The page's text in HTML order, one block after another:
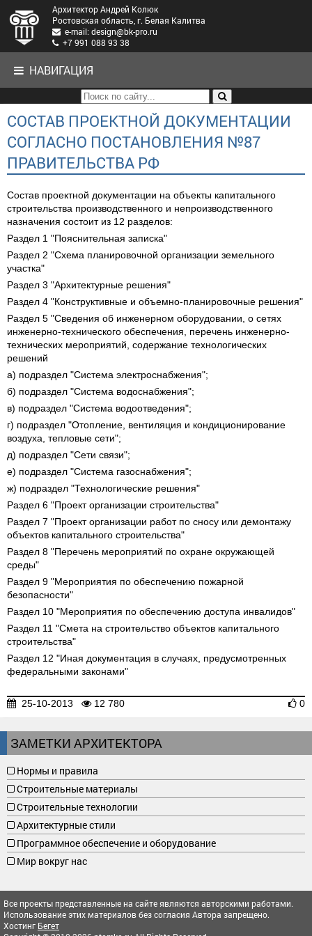
Архитектор Андрей Колюк
Ростовская область, г. Белая Калитва
e-mail: design@bk-pro.ru
+7 991 088 93 38
НАВИГАЦИЯ
СОСТАВ ПРОЕКТНОЙ ДОКУМЕНТАЦИИ
СОГЛАСНО ПОСТАНОВЛЕНИЯ №87
ПРАВИТЕЛЬСТВА РФ
Состав проектной документации на объекты капитального
строительства производственного и непроизводственного
назначения состоит из 12 разделов:
Раздел 1 "Пояснительная записка"
Раздел 2 "Схема планировочной организации земельного
участка"
Раздел 3 "Архитектурные решения"
Раздел 4 "Конструктивные и объемно-планировочные решения"
Раздел 5 "Сведения об инженерном оборудовании, о сетях
инженерно-технического обеспечения, перечень инженерно-
технических мероприятий, содержание технологических
решений
а) подраздел "Система электроснабжения";
б) подраздел "Система водоснабжения";
в) подраздел "Система водоотведения";
г) подраздел "Отопление, вентиляция и кондиционирование
воздуха, тепловые сети";
д) подраздел "Сети связи";
е) подраздел "Система газоснабжения";
ж) подраздел "Технологические решения"
Раздел 6 "Проект организации строительства"
Раздел 7 "Проект организации работ по сносу или демонтажу
объектов капитального строительства"
Раздел 8 "Перечень мероприятий по охране окружающей
среды"
Раздел 9 "Мероприятия по обеспечению пожарной
безопасности"
Раздел 10 "Мероприятия по обеспечению доступа инвалидов"
Раздел 11 "Смета на строительство объектов капитального
строительства"
Раздел 12 "Иная документация в случаях, предусмотренных
федеральными законами"
25-10-2013 12 780 0
ЗАМЕТКИ АРХИТЕКТОРА
Нормы и правила
Строительные материалы
Строительные технологии
Архитектурные стили
Программное обеспечение и оборудование
Мир вокруг нас
Все проекты представленные на сайте являются авторскими работами.
Использование этих материалов без согласия Автора запрещено.
Хостинг Бегет